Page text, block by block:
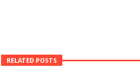
RELATED POSTS